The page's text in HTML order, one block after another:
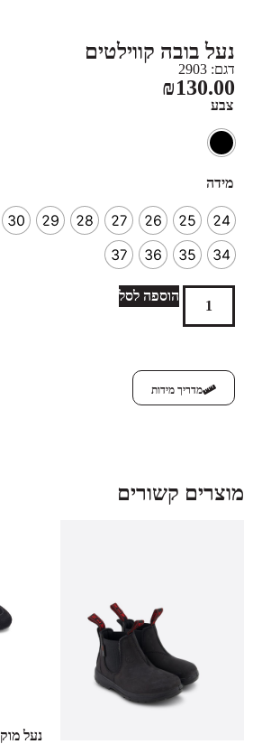
נעל בובה קווילטים
דגם: 2903
₪130.00
צבע
מידה
24
25
26
27
28
29
30
34
35
36
37
הוספה לסל
מדריך מידות
מוצרים קשורים
נעל